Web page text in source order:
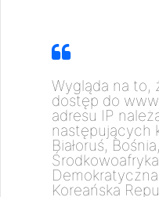
Wygląda na to,
dostęp do
adresu IP
następujących
Białoruś,
Koreańska